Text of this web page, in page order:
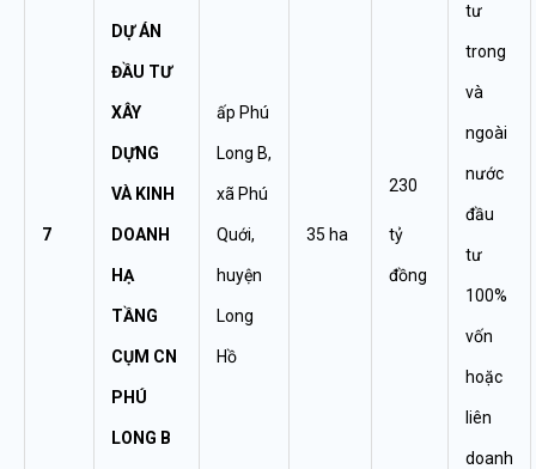
7
DỰ ÁN
ĐẦU TƯ
XÂY
DỰNG
VÀ KINH
DOANH
HẠ
TẦNG
CỤM CN
PHÚ
LONG B
ấp Phú
Long B,
xã Phú
Quới,
huyện
Long
Hồ
35 ha
230
tỷ
đồng
tư
trong
và
ngoài
nước
đầu
tư
100%
vốn
hoặc
liên
doanh